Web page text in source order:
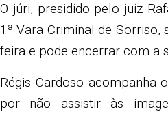
O júri, presidido pelo juiz
1ª Vara Criminal de Sorriso,
feira e pode encerrar com a
Régis Cardoso acompanha
por não assistir às